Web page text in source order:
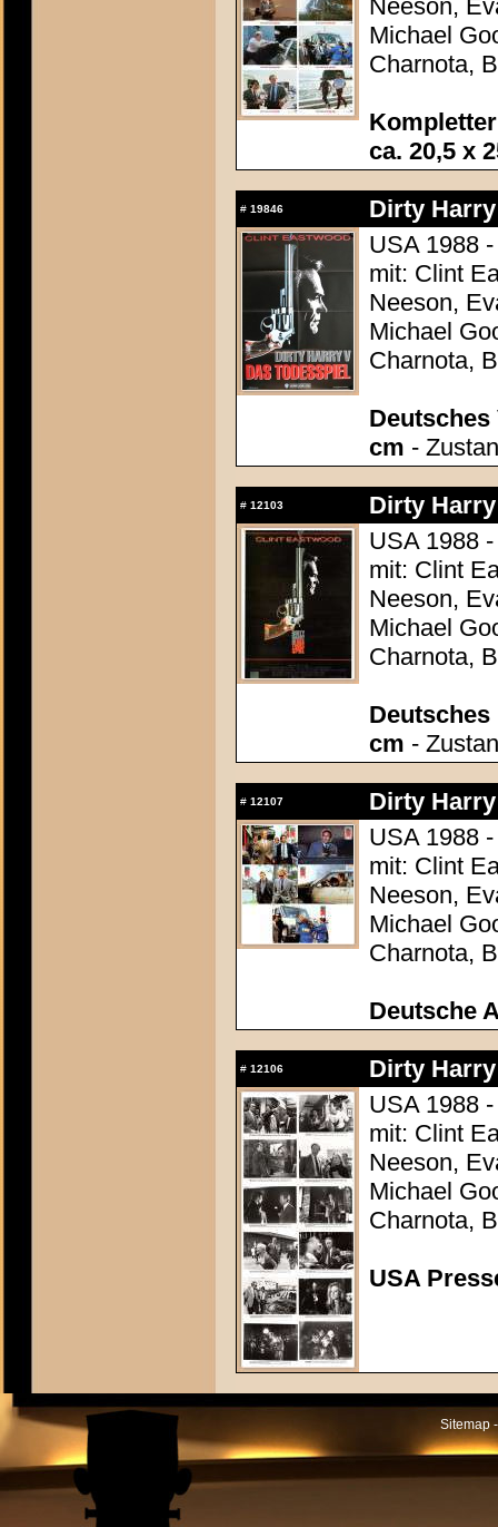
Neeson,
Michael
Charnota,
ca. 20,5 x
# 19846
Dirty
USA 1988
mit: Clint
Neeson,
Michael
Charnota,
Deutsches
cm -
# 12103
Dirty
USA 1988
mit: Clint
Neeson,
Michael
Charnota,
Deutsches
cm -
# 12107
Dirty
USA 1988
mit: Clint
Neeson,
Michael
Charnota,
Deutsche
# 12106
Dirty
USA 1988
mit: Clint
Neeson,
Michael
Charnota,
USA
Sitemap